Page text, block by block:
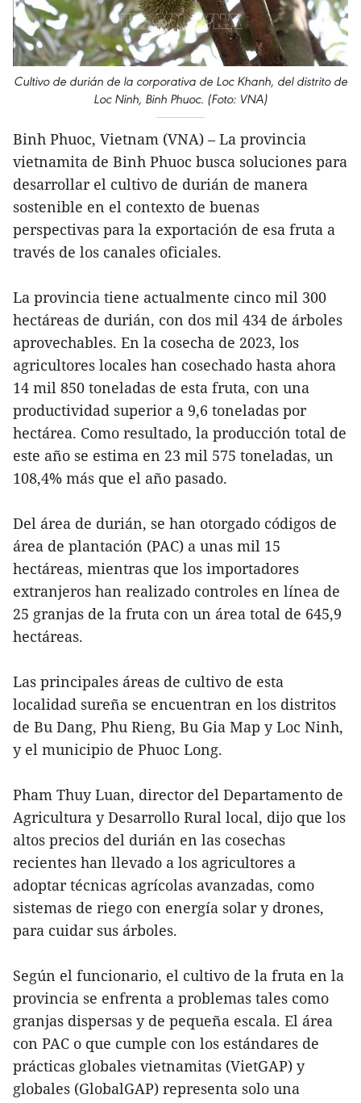
Cultivo de durián de la corporativa de Loc Khanh, del distrito de
Loc Ninh, Binh Phuoc. (Foto: VNA)
Binh Phuoc, Vietnam (VNA) – La provincia
vietnamita de Binh Phuoc busca soluciones para
desarrollar el cultivo de durián de manera
sostenible en el contexto de buenas
perspectivas para la exportación de esa fruta a
través de los canales oficiales.
La provincia tiene actualmente cinco mil 300
hectáreas de durián, con dos mil 434 de árboles
aprovechables. En la cosecha de 2023, los
agricultores locales han cosechado hasta ahora
14 mil 850 toneladas de esta fruta, con una
productividad superior a 9,6 toneladas por
hectárea. Como resultado, la producción total de
este año se estima en 23 mil 575 toneladas, un
108,4% más que el año pasado.
Del área de durián, se han otorgado códigos de
área de plantación (PAC) a unas mil 15
hectáreas, mientras que los importadores
extranjeros han realizado controles en línea de
25 granjas de la fruta con un área total de 645,9
hectáreas.
Las principales áreas de cultivo de esta
localidad sureña se encuentran en los distritos
de Bu Dang, Phu Rieng, Bu Gia Map y Loc Ninh,
y el municipio de Phuoc Long.
Pham Thuy Luan, director del Departamento de
Agricultura y Desarrollo Rural local, dijo que los
altos precios del durián en las cosechas
recientes han llevado a los agricultores a
adoptar técnicas agrícolas avanzadas, como
sistemas de riego con energía solar y drones,
para cuidar sus árboles.
Según el funcionario, el cultivo de la fruta en la
provincia se enfrenta a problemas tales como
granjas dispersas y de pequeña escala. El área
con PAC o que cumple con los estándares de
prácticas globales vietnamitas (VietGAP) y
globales (GlobalGAP) representa solo una